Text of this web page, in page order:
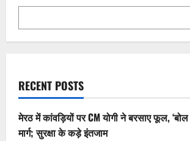
RECENT POSTS
मेरठ में कांवड़ियों पर CM योगी ने बरसाए फूल,
मार्ग; सुरक्षा के कड़े इंतजाम